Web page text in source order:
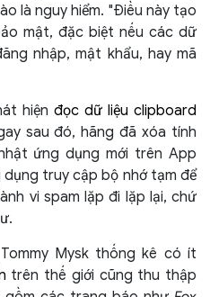
là nguy hiểm. "Điều này tạo
mật, đặc biệt nếu các dữ
nhập, mật khẩu, hay mã
hiện đọc dữ liệu clipboard
sau đó, hãng đã xóa tính
ứng dụng mới trên App
truy cập bộ nhớ tạm để
vi spam lặp đi lặp lại, chứ
Mysk thống kê có ít
trên thế giới cũng thu thập